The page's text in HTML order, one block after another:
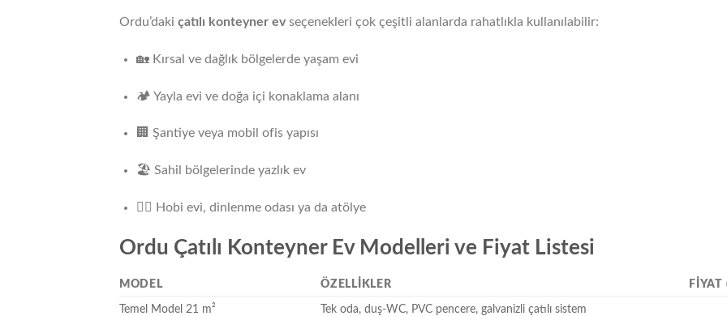
Ordu’daki çatılı konteyner ev seçenekleri çok çeşitli alanlarda rahatlıkla kullanılabilir:
🏡 Kırsal ve dağlık bölgelerde yaşam evi
🏕️ Yayla evi ve doğa içi konaklama alanı
🏢 Şantiye veya mobil ofis yapısı
🏖️ Sahil bölgelerinde yazlık ev
🧘‍♀️ Hobi evi, dinlenme odası ya da atölye
Ordu Çatılı Konteyner Ev Modelleri ve Fiyat Listesi
MODEL ÖZELLIKLER FIYAT
Temel Model 21 m² Tek oda, duş-WC, PVC pencere, galvanizli çatılı sistem